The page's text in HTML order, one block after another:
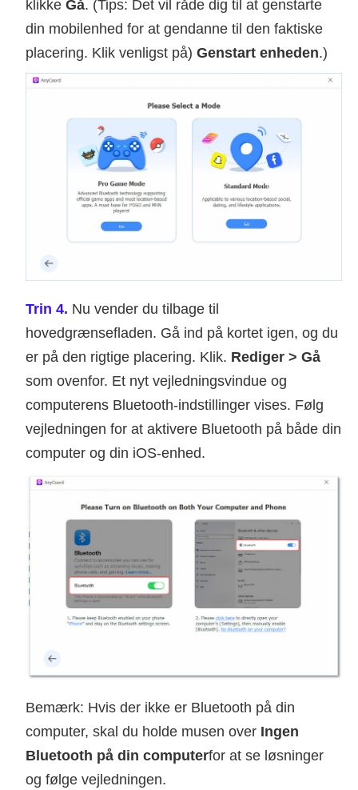
klikke Gå. (Tips: Det vil råde dig til at genstarte
din mobilenhed for at gendanne til den faktiske
placering. Klik venligst på) Genstart enheden.)
Trin 4. Nu vender du tilbage til
hovedgrænsefladen. Gå ind på kortet igen, og du
er på den rigtige placering. Klik. Rediger > Gå
som ovenfor. Et nyt vejledningsvindue og
computerens Bluetooth-indstillinger vises. Følg
vejledningen for at aktivere Bluetooth på både din
computer og din iOS-enhed.
Bemærk: Hvis der ikke er Bluetooth på din
computer, skal du holde musen over Ingen
Bluetooth på din computerfor at se løsninger
og følge vejledningen.